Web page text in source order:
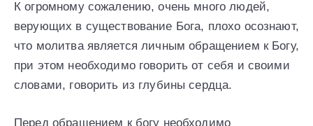
К огромному сожалению, очень много людей,
верующих в существование Бога, плохо осознают,
что молитва является личным обращением к Богу,
при этом необходимо говорить от себя и своими
словами, говорить из глубины сердца.
Перед обращением к богу необходимо